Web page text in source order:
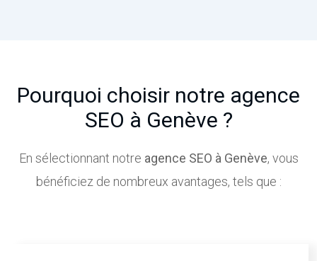
Pourquoi choisir notre agence
SEO à Genève ?
En sélectionnant notre agence SEO à Genève, vous
bénéficiez de nombreux avantages, tels que :